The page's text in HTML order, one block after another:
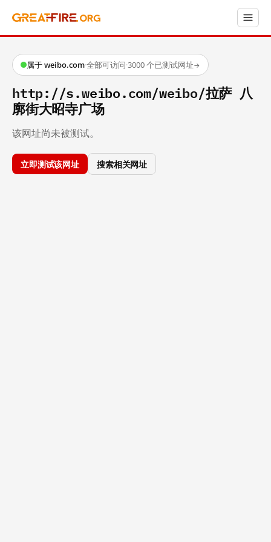
属于 weibo.com·全部可访问·3000 个已测试网址→
http://s.weibo.com/weibo/拉萨 八
廓街大昭寺广场
该网址尚未被测试。
立即测试该网址 搜索相关网址